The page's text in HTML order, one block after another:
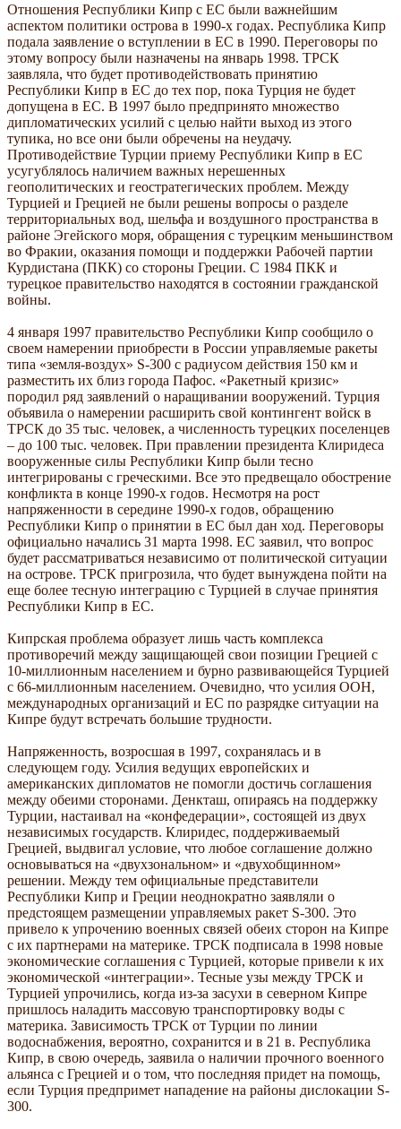
Отношения Республики Кипр с ЕС были важнейшим
аспектом политики острова в 1990-х годах. Республика Кипр
подала заявление о вступлении в ЕС в 1990. Переговоры по
этому вопросу были назначены на январь 1998. ТРСК
заявляла, что будет противодействовать принятию
Республики Кипр в ЕС до тех пор, пока Турция не будет
допущена в ЕС. В 1997 было предпринято множество
дипломатических усилий с целью найти выход из этого
тупика, но все они были обречены на неудачу.
Противодействие Турции приему Республики Кипр в ЕС
усугублялось наличием важных нерешенных
геополитических и геостратегических проблем. Между
Турцией и Грецией не были решены вопросы о разделе
территориальных вод, шельфа и воздушного пространства в
районе Эгейского моря, обращения с турецким меньшинством
во Фракии, оказания помощи и поддержки Рабочей партии
Курдистана (ПКК) со стороны Греции. С 1984 ПКК и
турецкое правительство находятся в состоянии гражданской
войны.
4 января 1997 правительство Республики Кипр сообщило о
своем намерении приобрести в России управляемые ракеты
типа «земля-воздух» S-300 с радиусом действия 150 км и
разместить их близ города Пафос. «Ракетный кризис»
породил ряд заявлений о наращивании вооружений. Турция
объявила о намерении расширить свой контингент войск в
ТРСК до 35 тыс. человек, а численность турецких поселенцев
– до 100 тыс. человек. При правлении президента Клиридеса
вооруженные силы Республики Кипр были тесно
интегрированы с греческими. Все это предвещало обострение
конфликта в конце 1990-х годов. Несмотря на рост
напряженности в середине 1990-х годов, обращению
Республики Кипр о принятии в ЕС был дан ход. Переговоры
официально начались 31 марта 1998. ЕС заявил, что вопрос
будет рассматриваться независимо от политической ситуации
на острове. ТРСК пригрозила, что будет вынуждена пойти на
еще более тесную интеграцию с Турцией в случае принятия
Республики Кипр в ЕС.
Кипрская проблема образует лишь часть комплекса
противоречий между защищающей свои позиции Грецией с
10-миллионным населением и бурно развивающейся Турцией
с 66-миллионным населением. Очевидно, что усилия ООН,
международных организаций и ЕС по разрядке ситуации на
Кипре будут встречать большие трудности.
Напряженность, возросшая в 1997, сохранялась и в
следующем году. Усилия ведущих европейских и
американских дипломатов не помогли достичь соглашения
между обеими сторонами. Денкташ, опираясь на поддержку
Турции, настаивал на «конфедерации», состоящей из двух
независимых государств. Клиридес, поддерживаемый
Грецией, выдвигал условие, что любое соглашение должно
основываться на «двухзональном» и «двухобщинном»
решении. Между тем официальные представители
Республики Кипр и Греции неоднократно заявляли о
предстоящем размещении управляемых ракет S-300. Это
привело к упрочению военных связей обеих сторон на Кипре
с их партнерами на материке. ТРСК подписала в 1998 новые
экономические соглашения с Турцией, которые привели к их
экономической «интеграции». Тесные узы между ТРСК и
Турцией упрочились, когда из-за засухи в северном Кипре
пришлось наладить массовую транспортировку воды с
материка. Зависимость ТРСК от Турции по линии
водоснабжения, вероятно, сохранится и в 21 в. Республика
Кипр, в свою очередь, заявила о наличии прочного военного
альянса с Грецией и о том, что последняя придет на помощь,
если Турция предпримет нападение на районы дислокации S-
300.